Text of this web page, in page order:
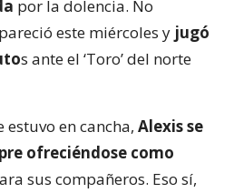
por la dolencia. No
este miércoles y jugó
s ante el ‘Toro’ del norte
en cancha, Alexis se
ofreciéndose como
sus compañeros. Eso sí,